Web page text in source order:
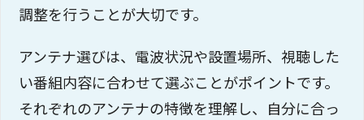
調整を行うことが大切です。
アンテナ選びは、電波状況や設置場所、視聴した
い番組内容に合わせて選ぶことがポイントです。
それぞれのアンテナの特徴を理解し、自分に合っ